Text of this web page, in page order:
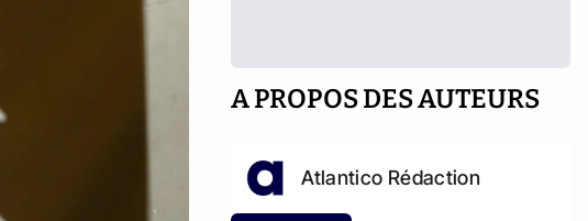
A PROPOS DES AUTEURS
Atlantico Rédaction